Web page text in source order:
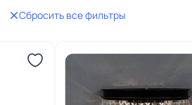
Сбросить все фильтры